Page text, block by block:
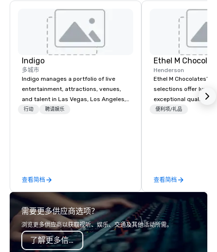
Indigo
多城市
Indigo manages a portfolio of live
entertainment, attractions, venues,
and talent in Las Vegas, Los Angeles,
and Atlantic City. We specialize in
direct line of communication, and
unparalleled customer service.
行动 聘请娱乐
查看简档
Ethel M
Henderson
Ethel M Chocolates’
selections offer
exceptional quality,
ideal choice for
celebrating a
chocolate box from
Chocolates leaves a
impression. We also
sleeves for our
you to create a truly
便利项/礼品
查看简档
需要更多供应商选项？
浏览更多供应商以获取视听、娱乐、交通及其他活动所需。
了解更多信息